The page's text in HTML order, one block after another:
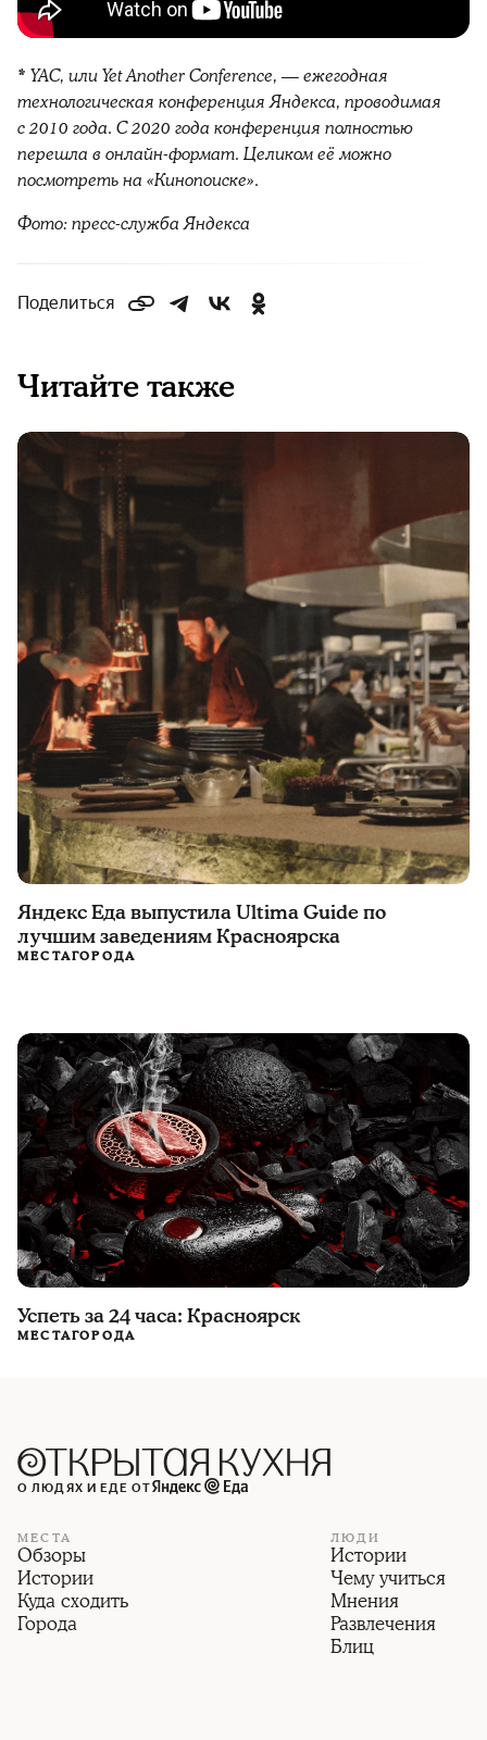
* YAC, или Yet Another Conference, — ежегодная
технологическая конференция Яндекса, проводимая
с 2010 года. С 2020 года конференция полностью
перешла в онлайн-формат. Целиком её можно
посмотреть на «Кинопоиске».
Фото: пресс-служба Яндекса
Поделиться
Читайте также
Яндекс Еда выпустила Ultima Guide по
лучшим заведениям Красноярска
МЕСТАГОРОДА
Успеть за 24 часа: Красноярск
МЕСТАГОРОДА
О ЛЮДЯХ И ЕДЕ ОТ
МЕСТА
Обзоры
Истории
Куда сходить
Города
ЛЮДИ
Истории
Чему учиться
Мнения
Развлечения
Блиц